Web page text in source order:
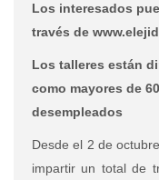
Los interesados
través de
Los talleres están
como mayores de
desempleados
Desde el 2 de
impartir un total de